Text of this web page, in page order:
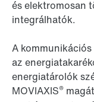
és elektromosan
integrálhatók.
A
az
energiatárolók
MOVIAXIS®